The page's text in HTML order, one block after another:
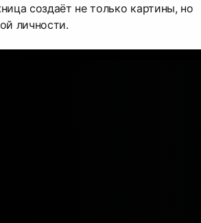
создаёт не только картины, но
личности.